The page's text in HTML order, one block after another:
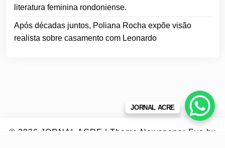
literatura feminina rondoniense.
Após décadas juntos, Poliana Rocha expõe visão
realista sobre casamento com Leonardo
© 2026 JORNAL ACRE | Theme Newspaper Eye by
JORNAL ACRE